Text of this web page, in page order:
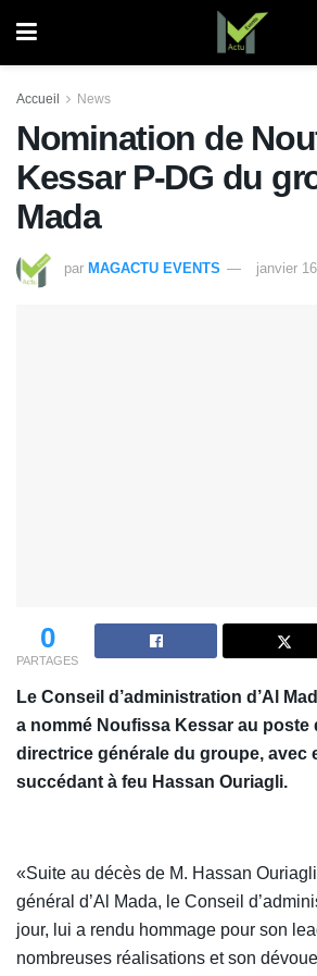
Accueil News
Nomination de
Kessar P-DG du
Mada
par MAGACTU EVENTS janvier
0
PARTAGES
Le Conseil d’administration d’Al
a nommé Noufissa Kessar au poste
directrice générale du groupe, avec
succédant à feu Hassan Ouriagli.
«Suite au décès de M. Hassan
général d’Al Mada, le Conseil
jour, lui a rendu hommage pour son
nombreuses réalisations et son